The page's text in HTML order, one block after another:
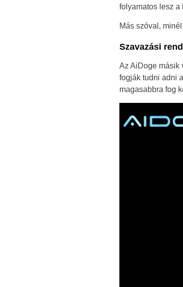
folyamatos lesz a
Más szóval,
Szavazási
Az AiDoge másik
fogják tudni adni
magasabbra fog